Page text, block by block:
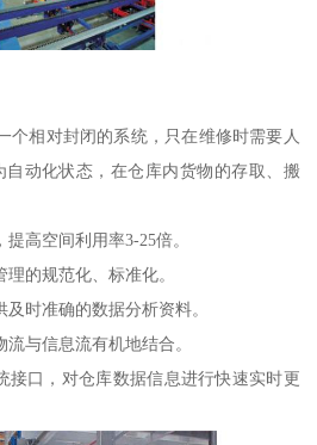
个相对封闭的系统，只在维修时需要人
自动化状态，在仓库内货物的存取、搬
高空间利用率3-25倍。
的规范化、标准化。
时准确的数据分析资料。
与信息流有机地结合。
接口，对仓库数据信息进行快速实时更